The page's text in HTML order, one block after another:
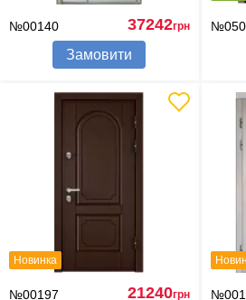
№00140 37242грн
Замовити
Новинка
№00197 21240грн